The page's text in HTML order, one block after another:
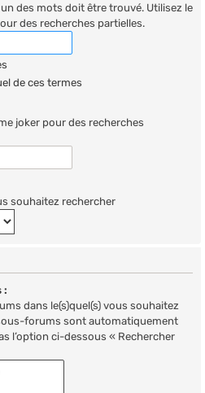
des mots doit être trouvé. Utilisez le
des recherches partielles.
de ces termes
joker pour des recherches
souhaitez rechercher
:
dans le(s)quel(s) vous souhaitez
forums sont automatiquement
l’option ci-dessous « Rechercher